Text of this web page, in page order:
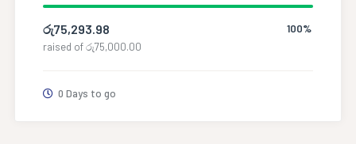
100%
රු75,293.98
raised ofරු75,000.00
0 Days to go